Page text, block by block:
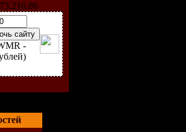
-